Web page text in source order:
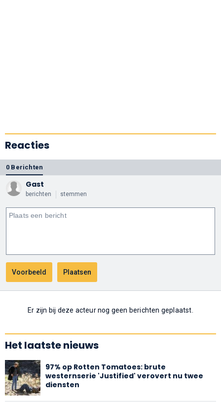
Reacties
0 Berichten
Gast
berichten stemmen
Er zijn bij deze acteur nog geen berichten geplaatst.
Het laatste nieuws
97% op Rotten Tomatoes: brute
westernserie 'Justified' verovert nu twee
diensten